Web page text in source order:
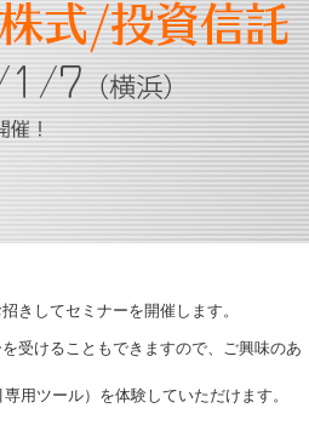
してセミナーを開催します。
受けることもできますので、ご興味のあ
用ツール）を体験していただけます。